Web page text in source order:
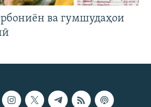
ва гумшудаҳои